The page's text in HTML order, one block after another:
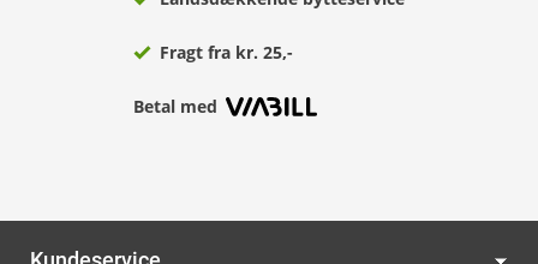
Fragt fra kr. 25,-
Betal med